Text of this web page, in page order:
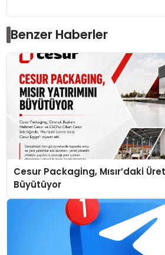
Benzer Haberler
Cesur Packaging, Mısır’daki
Büyütüyor